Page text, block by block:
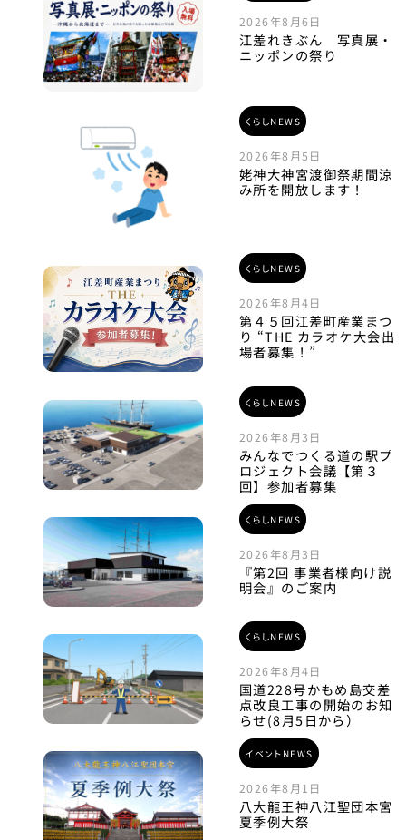
2026年8月6日
江差れきぶん 写真展・
ニッポンの祭り
くらしNEWS
2026年8月5日
姥神大神宮渡御祭期間涼
み所を開放します！
くらしNEWS
2026年8月4日
第４５回江差町産業まつ
り “THE カラオケ大会出
場者募集！”
くらしNEWS
2026年8月3日
みんなでつくる道の駅プ
ロジェクト会議【第３
回】参加者募集
くらしNEWS
2026年8月3日
『第2回 事業者様向け説
明会』のご案内
くらしNEWS
2026年8月4日
国道228号かもめ島交差
点改良工事の開始のお知
らせ(8月5日から）
イベントNEWS
2026年8月1日
八大龍王神八江聖団本宮
夏季例大祭